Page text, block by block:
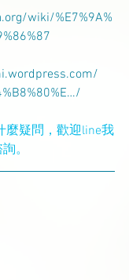
wiki/%E7%9A%
麼疑問，歡迎line我
。